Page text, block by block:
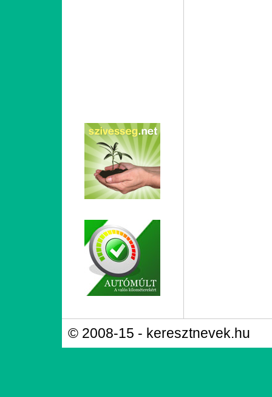
© 2008-15 - keresztnevek.hu